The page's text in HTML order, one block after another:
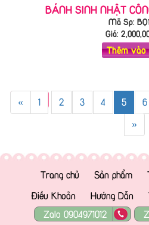
BÁNH SINH NHẬT
Mã Sp:
Giá:
Thêm vào
« 1 2 3 4 5 6
»
Trang chủ Sản phẩm
Điều Khoản
Hướng Dẫn
Zalo 0904971012